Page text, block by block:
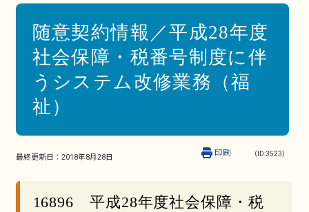
随意契約情報／平成28年度
社会保障・税番号制度に伴
うシステム改修業務（福
祉）
最終更新日： 2018年8月28日 （ID:3523）
印刷
16896 平成28年度社会保障・税